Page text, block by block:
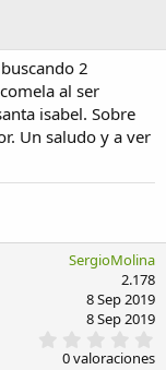
2
al ser
isabel. Sobre
Un saludo y a ver
SergioMolina
2.178
8 Sep 2019
8 Sep 2019
,
0 valoraciones